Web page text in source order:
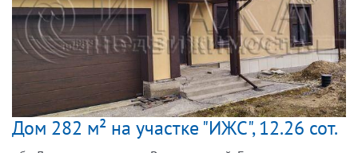
Дом 282 м² на участке "ИЖС", 12.26 сот.